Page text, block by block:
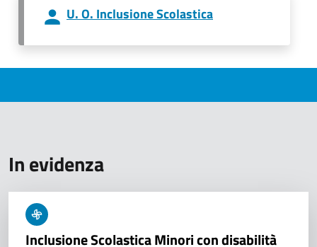
U. O. Inclusione Scolastica
In evidenza
Inclusione Scolastica Minori con disabilità